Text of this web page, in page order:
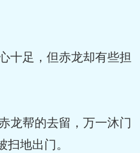
十足，但赤龙却有些担
龙帮的去留，万一沐门
地出门。